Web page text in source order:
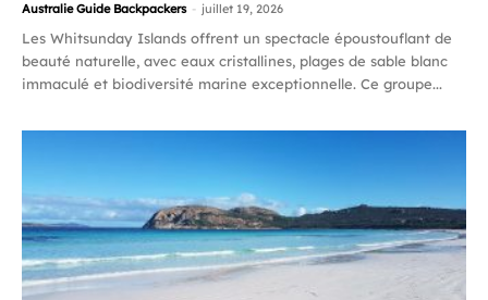
Australie Guide Backpackers - juillet 19, 2026
Les Whitsunday Islands offrent un spectacle époustouflant de
beauté naturelle, avec eaux cristallines, plages de sable blanc
immaculé et biodiversité marine exceptionnelle. Ce groupe...